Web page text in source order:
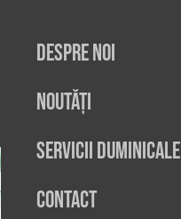
Despre noi
Noutăți
Servicii duminicale
Contact